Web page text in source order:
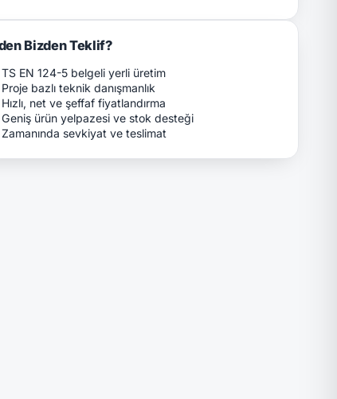
Bizden Teklif?
TS EN 124-5 belgeli yerli üretim
Proje bazlı teknik danışmanlık
Hızlı, net ve şeffaf fiyatlandırma
Geniş ürün yelpazesi ve stok desteği
Zamanında sevkiyat ve teslimat